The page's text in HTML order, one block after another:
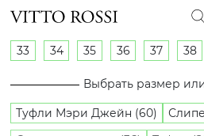
33 34 35 36 37 38
Выбрать размер
Туфли Мэри Джейн (60)